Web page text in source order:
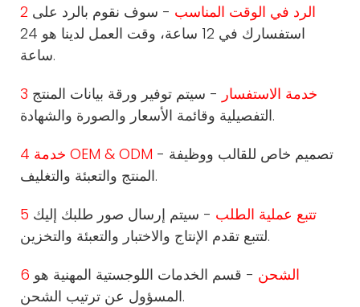
2 الرد في الوقت المناسب - سوف نقوم بالرد على
استفسارك في 12 ساعة، وقت العمل لدينا هو 24
ساعة.
3 خدمة الاستفسار - سيتم توفير ورقة بيانات المنتج
التفصيلية وقائمة الأسعار والصورة والشهادة.
4 خدمة OEM & ODM - تصميم خاص للقالب ووظيفة
المنتج والتعبئة والتغليف.
5 تتبع عملية الطلب - سيتم إرسال صور طلبك إليك
لتتبع تقدم الإنتاج والاختبار والتعبئة والتخزين.
6 الشحن - قسم الخدمات اللوجستية المهنية هو
المسؤول عن ترتيب الشحن.